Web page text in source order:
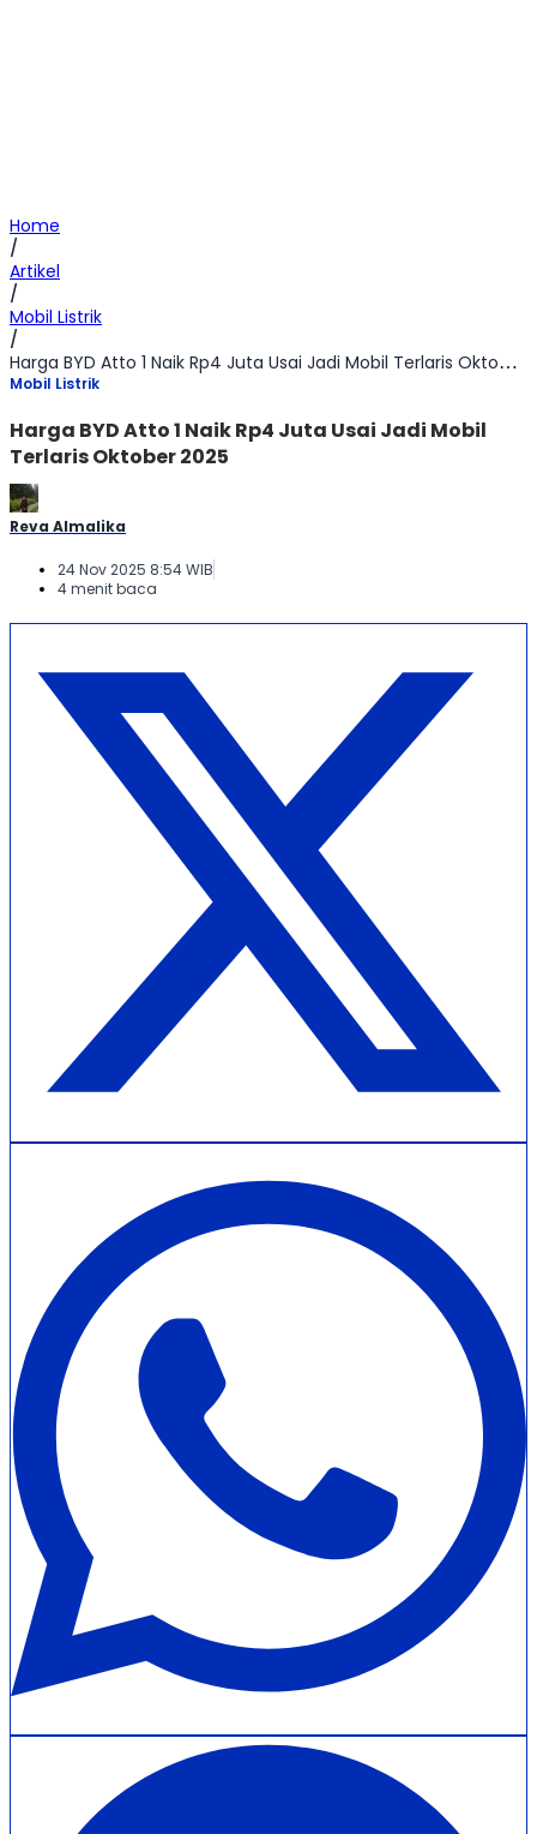
Home
/
Artikel
/
Mobil Listrik
/
Harga BYD Atto 1 Naik Rp4 Juta Usai Jadi Mobil Terlaris Oktober 2025
Mobil Listrik
Harga BYD Atto 1 Naik Rp4 Juta Usai Jadi Mobil
Terlaris Oktober 2025
Reva Almalika
24 Nov 2025 8:54 WIB
4 menit baca